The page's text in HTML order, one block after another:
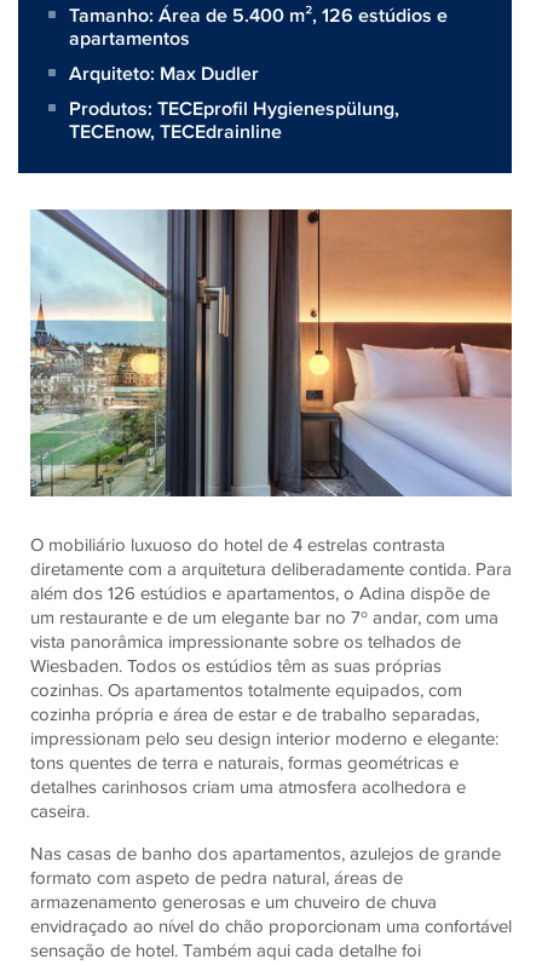
Tamanho: Área de 5.400 m², 126 estúdios e
apartamentos
Arquiteto: Max Dudler
Produtos: TECEprofil Hygienespülung,
TECEnow,TECEdrainline
O mobiliário luxuoso do hotel de 4 estrelas contrasta
diretamente com a arquitetura deliberadamente contida. Para
além dos 126 estúdios e apartamentos, o Adina dispõe de
um restaurante e de um elegante bar no 7º andar, com uma
vista panorâmica impressionante sobre os telhados de
Wiesbaden. Todos os estúdios têm as suas próprias
cozinhas. Os apartamentos totalmente equipados, com
cozinha própria e área de estar e de trabalho separadas,
impressionam pelo seu design interior moderno e elegante:
tons quentes de terra e naturais, formas geométricas e
detalhes carinhosos criam uma atmosfera acolhedora e
caseira.
Nas casas de banho dos apartamentos, azulejos de grande
formato com aspeto de pedra natural, áreas de
armazenamento generosas e um chuveiro de chuva
envidraçado ao nível do chão proporcionam uma confortável
sensação de hotel. Também aqui cada detalhe foi